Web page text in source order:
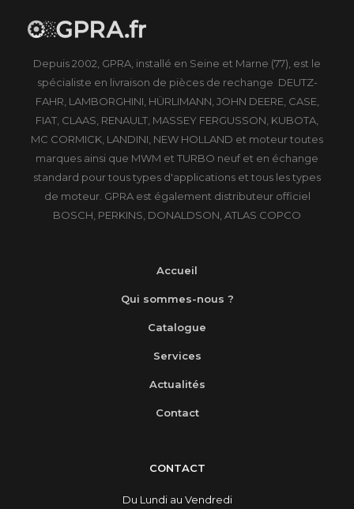
Depuis 2002, GPRA, installé en Seine et Marne (77), est le
spécialiste en livraison de pièces de rechange DEUTZ-
FAHR, LAMBORGHINI, HÜRLIMANN, JOHN DEERE, CASE,
FIAT, CLAAS, RENAULT, MASSEY FERGUSSON, KUBOTA,
MC CORMICK, LANDINI, NEW HOLLAND et moteur toutes
marques ainsi que MWM et TURBO neuf et en échange
standard pour tous types d'applications et tous les types
de moteur. GPRA est également distributeur officiel
BOSCH, PERKINS, DONALDSON, ATLAS COPCO
Accueil
Qui sommes-nous ?
Catalogue
Services
Actualités
Contact
CONTACT
Du Lundi au Vendredi